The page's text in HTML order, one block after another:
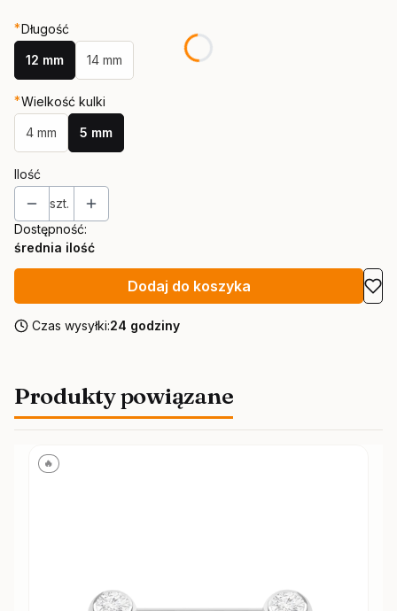
*Długość
12 mm 14 mm
*Wielkość kulki
4 mm 5 mm
Ilość
szt.
Dostępność:
średnia ilość
Dodaj do koszyka
Czas wysyłki:24 godziny
Produkty powiązane
🔥